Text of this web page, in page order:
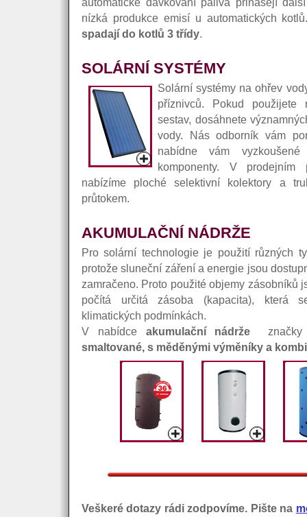
nízká produkce emisí u automatických
spadají do kotlů 3 třídy.
SOLÁRNÍ SYSTÉMY
Solární systémy na ohřev
příznivců. Pokud použijete
sestav, dosáhnete
vody. Nás odborník vám
nabídne vám
komponenty. V prodejním
nabízíme ploché selektivní kolektory a
průtokem.
AKUMULAČNÍ NÁDRŽE
Pro solární technologie je použití různých
protože sluneční záření a energie jsou
zamračeno. Proto použité objemy zásobníků
počítá určitá zásoba (kapacita), která
klimatických podmínkách.
V nabídce akumulační nádrže značky
smaltované, s měděnými výměníky a
Veškeré dotazy rádi zodpovíme. Pište na